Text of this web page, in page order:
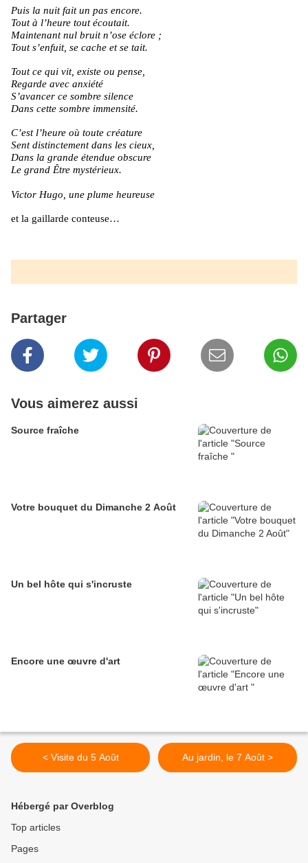
Puis la nuit fait un pas encore.
Tout à l’heure tout écoutait.
Maintenant nul bruit n’ose éclore ;
Tout s’enfuit, se cache et se tait.
Tout ce qui vit, existe ou pense,
Regarde avec anxiété
S’avancer ce sombre silence
Dans cette sombre immensité.
C’est l’heure où toute créature
Sent distinctement dans les cieux,
Dans la grande étendue obscure
Le grand Être mystérieux.
Victor Hugo, une plume heureuse
et la gaillarde conteuse…
Partager
Vous aimerez aussi
Source fraîche
Votre bouquet du Dimanche 2 Août
Un bel hôte qui s'incruste
Encore une œuvre d'art
< Visite du 5 Août Au jardin, le 7 Août >
Hébergé par Overblog
Top articles
Pages